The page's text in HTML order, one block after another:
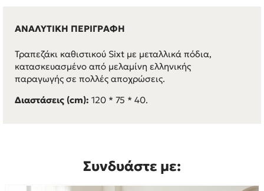
ΑΝΑΛΥΤΙΚΗ ΠΕΡΙΓΡΑΦΗ
Τραπεζάκι καθιστικού Sixt με μεταλλικά πόδια,
κατασκευασμένο από μελαμίνη ελληνικής
παραγωγής σε πολλές αποχρώσεις.
Διαστάσεις (cm): 120 * 75 * 40.
Συνδυάστε με: